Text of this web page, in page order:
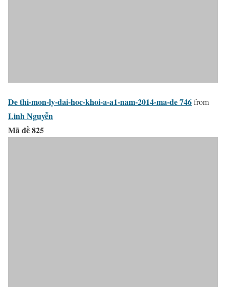
De thi-mon-ly-dai-hoc-khoi-a-a1-nam-2014-ma-de 746from
Linh Nguyễn
Mã đề 825